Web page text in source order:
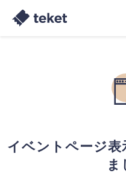
イベントページ表
ま